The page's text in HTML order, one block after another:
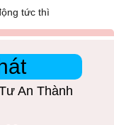
tức thì
An Thành